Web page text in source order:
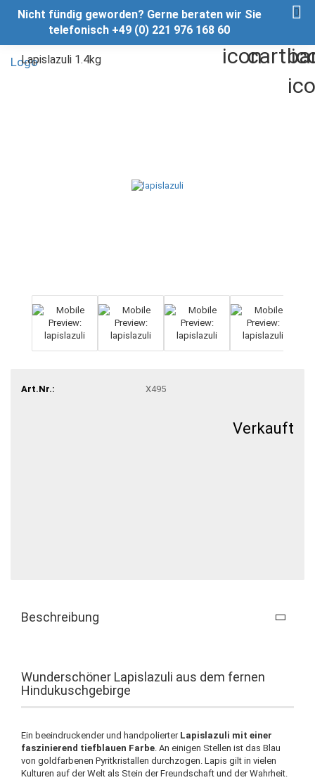
Nicht fündig geworden? Gerne beraten wir Sie
telefonisch +49 (0) 221 976 168 60
Lapislazuli 1.4kg
Art.Nr.: X495
Verkauft
Beschreibung
Wunderschöner Lapislazuli aus dem fernen
Hindukuschgebirge
Ein beeindruckender und handpolierter Lapislazuli mit einer
faszinierend tiefblauen Farbe. An einigen Stellen ist das Blau
von goldfarbenen Pyritkristallen durchzogen. Lapis gilt in vielen
Kulturen auf der Welt als Stein der Freundschaft und der Wahrheit.